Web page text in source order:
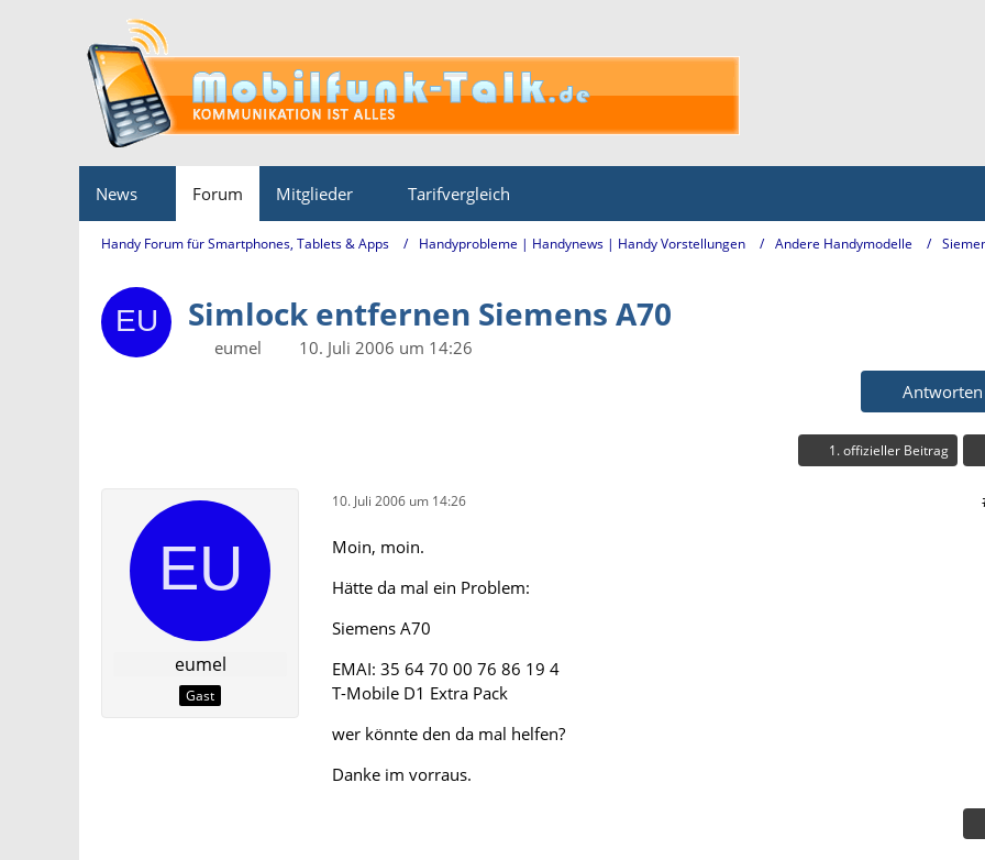
News Forum Mitglieder Tarifvergleich
Handy Forum für Smartphones, Tablets & Apps Handyprobleme | Handynews | Handy Vorstellungen Andere Handymodelle
Simlock entfernen Siemens A70
eumel
10. Juli 2006 um 14:26
Antworten
1. offizieller Beitrag
eumel
Gast
10. Juli 2006 um 14:26
Moin, moin.
Hätte da mal ein Problem:
Siemens A70
EMAI: 35 64 70 00 76 86 19 4
T-Mobile D1 Extra Pack
wer könnte den da mal helfen?
Danke im vorraus.